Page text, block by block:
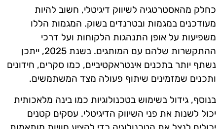
כחלק מהאסטרטגיה לשיווק דיגיטלי, חשוב להיות
מעודכנים במגמות ובטרנדים בשוק. המגמות הללו
משפיעות על אופן התנהגות הלקוחות ועל דרכי
ההתקשרות שלהם עם המותגים. בשנת 2025, ייתכן
נשתף יותר בתכנים אינטראקטיביים, כמו סקרים, חידונים
ותכנים שמזמינים שיתוף פעולה מצד המשתמשים.
בנוסף, גידול בשימוש בטכנולוגיות כמו בינה מלאכותית
יכול לשנות את פני השיווק הדיגיטלי. עסקים קטנים